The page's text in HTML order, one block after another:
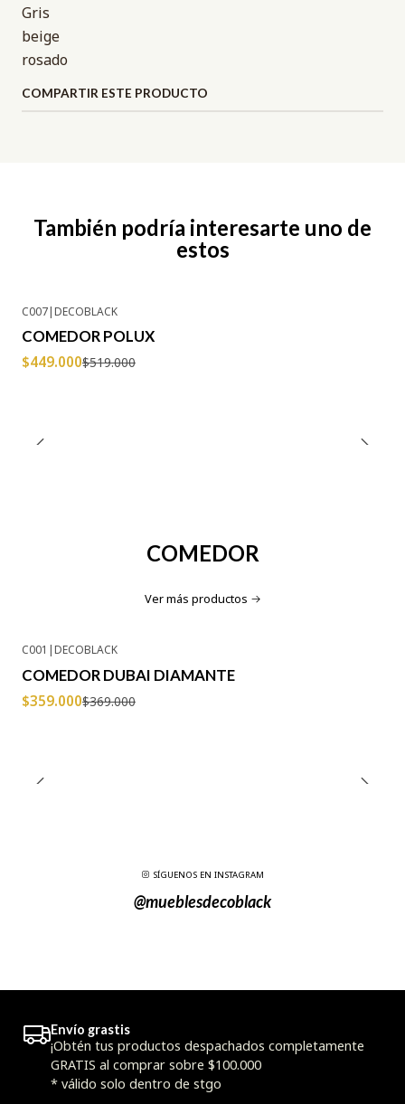
Gris
beige
rosado
COMPARTIR ESTE PRODUCTO
También podría interesarte uno de
estos
C007|DECOBLACK
COMEDOR POLUX
$449.000$519.000
COMEDOR
Ver más productos
Agotado
C001 |DECOBLACK
COMEDOR DUBAI DIAMANTE
$359.000$369.000
SÍGUENOS EN INSTAGRAM
@mueblesdecoblack
Envío grastis
¡Obtén tus productos despachados completamente
GRATIS al comprar sobre $100.000
* válido solo dentro de stgo